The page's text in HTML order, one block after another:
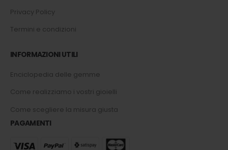
Privacy Policy
Termini e condizioni
INFORMAZIONI UTILI
Enciclopedia delle gemme
Come realizziamo i vostri gioielli
Come scegliere la misura giusta
PAGAMENTI